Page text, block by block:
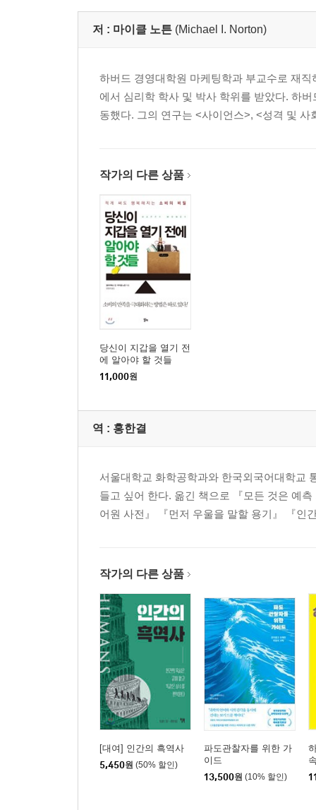
저 : 마이클 노튼 (Michael I. Norton)
하버드 경영대학원 마케팅학과 부교수로 재
에서 심리학 학사 및 박사 학위를 받았다. 하
동했다. 그의 연구는 <사이언스>, <성격 및
작가의 다른 상품
당신이 지갑을 열기 전
에 알아야 할 것들
11,000원
역 : 홍한결
서울대학교 화학공학과와 한국외국어대학교
들고 싶어 한다. 옮긴 책으로 『모든 것은 예
어원 사전』 『먼저 우울을 말할 용기』 『인
작가의 다른 상품
[대여] 인간의 흑역사
5,450원 (50% 할인)
파도관찰자를 위한 가
이드
13,500원 (10% 할인)